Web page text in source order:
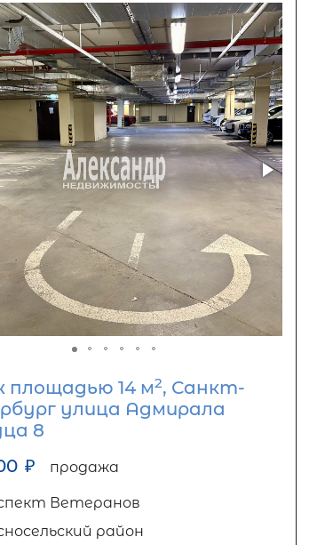
площадью 14 м2, Санкт-
улица Адмирала
8
₽ продажа
Ветеранов
район